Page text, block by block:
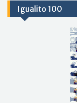
Igualito 100